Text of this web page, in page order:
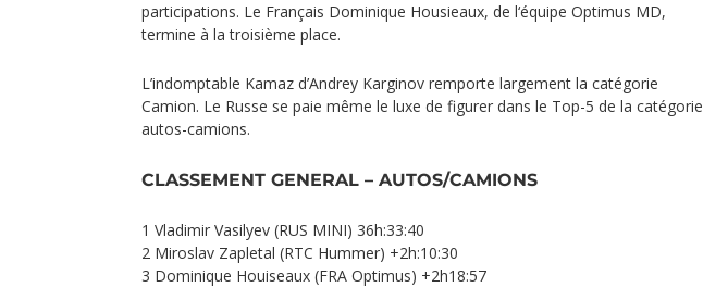
participations. Le Français Dominique Housieaux, de l‘équipe Optimus MD,
termine à la troisième place.
L’indomptable Kamaz d’Andrey Karginov remporte largement la catégorie
Camion. Le Russe se paie même le luxe de figurer dans le Top-5 de la catégorie
autos-camions.
CLASSEMENT GENERAL – AUTOS/CAMIONS
1 Vladimir Vasilyev (RUS MINI) 36h:33:40
2 Miroslav Zapletal (RTC Hummer) +2h:10:30
3 Dominique Houiseaux (FRA Optimus) +2h18:57